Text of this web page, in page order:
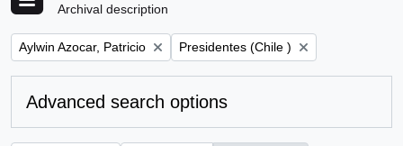
Archival description
Remove filter:
Aylwin Azocar, Patricio Remove filter:
Presidentes (Chile )
Advanced search options